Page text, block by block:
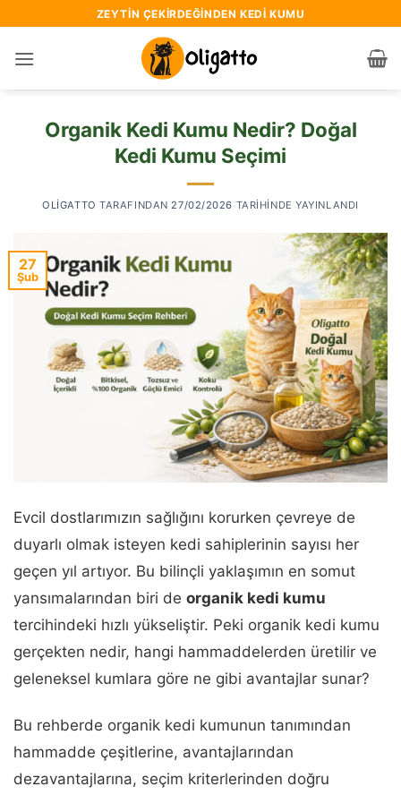
atla
ZEYTIN ÇEKIRDEĞINDEN KEDI KUMU
Organik Kedi Kumu Nedir? Doğal
Kedi Kumu Seçimi
OLIGATTO TARAFINDAN 27/02/2026 TARIHINDE YAYINLANDI
27
Şub
Evcil dostlarımızın sağlığını korurken çevreye de
duyarlı olmak isteyen kedi sahiplerinin sayısı her
geçen yıl artıyor. Bu bilinçli yaklaşımın en somut
yansımalarından biri de organik kedi kumu
tercihindeki hızlı yükseliştir. Peki organik kedi kumu
gerçekten nedir, hangi hammaddelerden üretilir ve
geleneksel kumlara göre ne gibi avantajlar sunar?
Bu rehberde organik kedi kumunun tanımından
hammadde çeşitlerine, avantajlarından
dezavantajlarına, seçim kriterlerinden doğru